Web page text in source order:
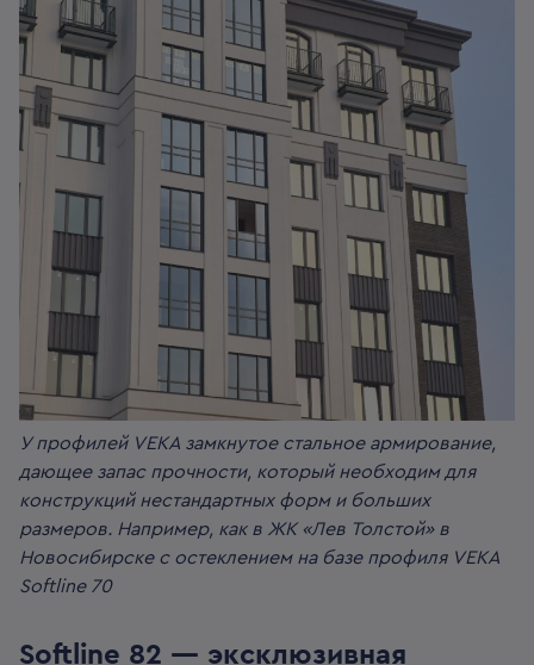
У профилей VEKA замкнутое стальное армирование,
дающее запас прочности, который необходим для
конструкций нестандартных форм и больших
размеров. Например, как в ЖК «Лев Толстой» в
Новосибирске с остеклением на базе профиля VEKA
Softline 70
Softline 82 — эксклюзивная